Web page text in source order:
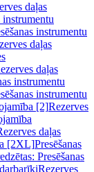
daļas
instrumentu
instrumentu
daļas
daļas
instrumentu
instrumentu
[2]Rezerves
daļas
[2XL]Presēšanas
Presēšanas
Rezerves